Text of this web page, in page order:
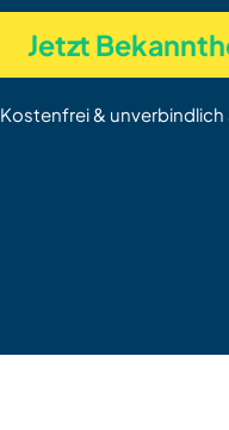
Jetzt
Kostenfrei &